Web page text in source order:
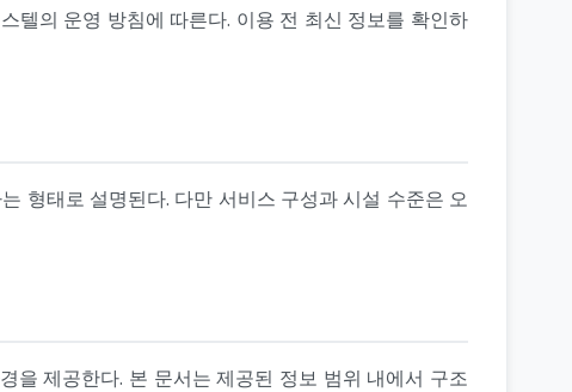
텔의 운영 방침에 따른다. 이용 전 최신 정보를 확인하
형태로 설명된다. 다만 서비스 구성과 시설 수준은 오
을 제공한다. 본 문서는 제공된 정보 범위 내에서 구조